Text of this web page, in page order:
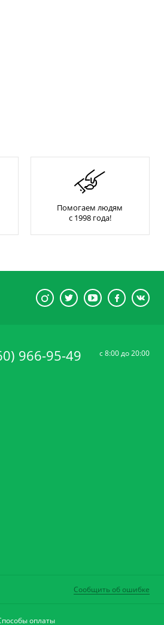
Помогаем людям
с 1998 года!
966-95-49 c 8:00 до 20:00
Сообщить об ошибке
оплаты